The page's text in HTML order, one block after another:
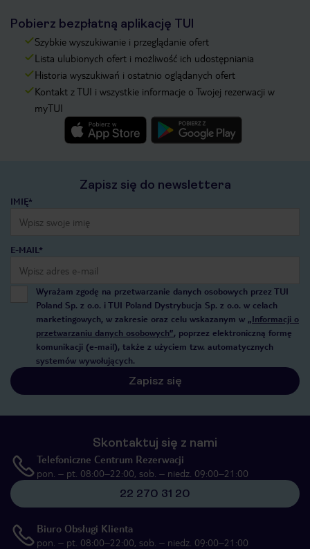
Pobierz bezpłatną aplikację TUI
Szybkie wyszukiwanie i przeglądanie ofert
Lista ulubionych ofert i możliwość ich udostępniania
Historia wyszukiwań i ostatnio oglądanych ofert
Kontakt z TUI i wszystkie informacje o Twojej rezerwacji w
myTUI
Zapisz się do newslettera
IMIĘ*
E-MAIL*
Wyrażam zgodę na przetwarzanie danych osobowych przez TUI
Poland Sp. z o.o. i TUI Poland Dystrybucja Sp. z o.o. w celach
marketingowych, w zakresie oraz celu wskazanym w „Informacji o
przetwarzaniu danych osobowych”, poprzez elektroniczną formę
komunikacji (e-mail), także z użyciem tzw. automatycznych
systemów wywołujących.
Zapisz się
Skontaktuj się z nami
Telefoniczne Centrum Rezerwacji
pon. – pt. 08:00–22:00, sob. – niedz. 09:00–21:00
22 270 31 20
Biuro Obsługi Klienta
pon. – pt. 08:00–22:00, sob. – niedz. 09:00–21:00